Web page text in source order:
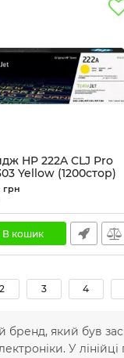
HP 222A CLJ Pro
Yellow (1200стор)
W2222A
грн
В кошик
2 3 4
який був
У